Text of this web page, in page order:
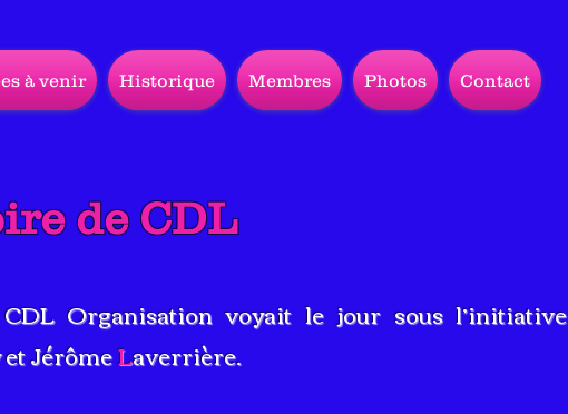
à venir Historique Membres Photos Contact
de CDL
Organisation voyait le jour sous l’initiative
JérômeLaverrière.